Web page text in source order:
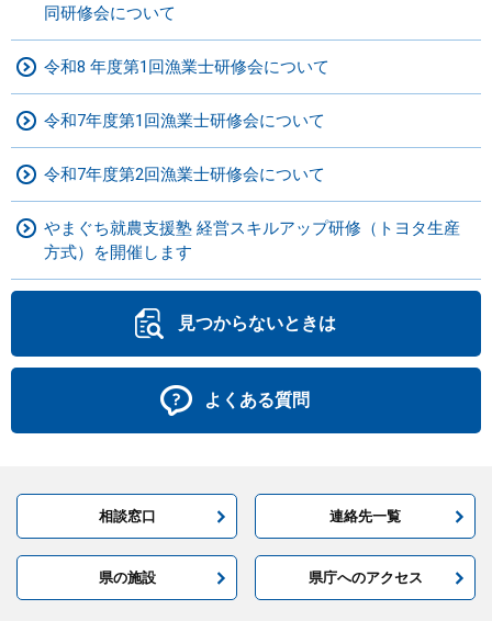
同研修会について
令和8 年度第1回漁業士研修会について
令和7年度第1回漁業士研修会について
令和7年度第2回漁業士研修会について
やまぐち就農支援塾 経営スキルアップ研修（トヨタ生産
方式）を開催します
見つからないときは
よくある質問
相談窓口 連絡先一覧
県の施設 県庁へのアクセス